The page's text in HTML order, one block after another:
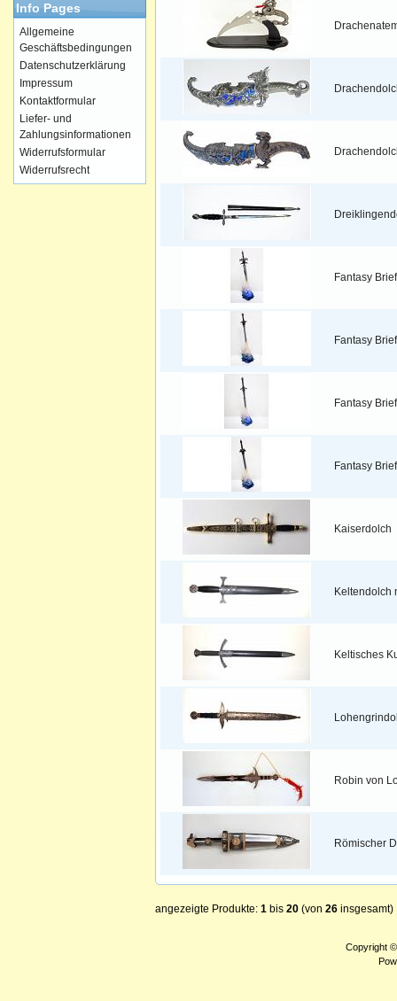
Fantasy
Fantasy
Fantasy
Fantasy
Kaiserdolch
Keltendolch
Keltisches
Robin von
Römischer
angezeigte Produkte: 1 bis 20 (von 26 insgesamt)
Info Pages
Allgemeine
Geschäftsbedingungen
Datenschutzerklärung
Impressum
Kontaktformular
Liefer- und
Zahlungsinformationen
Widerrufsformular
Widerrufsrecht
Copyright